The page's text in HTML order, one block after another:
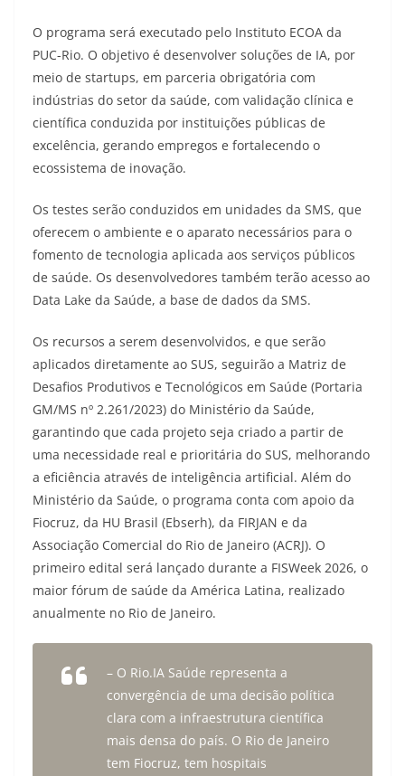
O programa será executado pelo Instituto ECOA da
PUC-Rio. O objetivo é desenvolver soluções de IA, por
meio de startups, em parceria obrigatória com
indústrias do setor da saúde, com validação clínica e
científica conduzida por instituições públicas de
excelência, gerando empregos e fortalecendo o
ecossistema de inovação.
Os testes serão conduzidos em unidades da SMS, que
oferecem o ambiente e o aparato necessários para o
fomento de tecnologia aplicada aos serviços públicos
de saúde. Os desenvolvedores também terão acesso ao
Data Lake da Saúde, a base de dados da SMS.
Os recursos a serem desenvolvidos, e que serão
aplicados diretamente ao SUS, seguirão a Matriz de
Desafios Produtivos e Tecnológicos em Saúde (Portaria
GM/MS nº 2.261/2023) do Ministério da Saúde,
garantindo que cada projeto seja criado a partir de
uma necessidade real e prioritária do SUS, melhorando
a eficiência através de inteligência artificial. Além do
Ministério da Saúde, o programa conta com apoio da
Fiocruz, da HU Brasil (Ebserh), da FIRJAN e da
Associação Comercial do Rio de Janeiro (ACRJ). O
primeiro edital será lançado durante a FISWeek 2026, o
maior fórum de saúde da América Latina, realizado
anualmente no Rio de Janeiro.
– O Rio.IA Saúde representa a
convergência de uma decisão política
clara com a infraestrutura científica
mais densa do país. O Rio de Janeiro
tem Fiocruz, tem hospitais